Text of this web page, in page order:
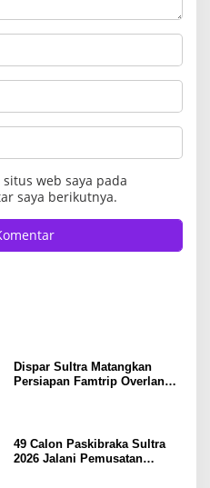
web saya pada
saya berikutnya.
Dispar Sultra Matangkan
Persiapan Famtrip Overland 3
49 Calon Paskibraka Sultra
2026 Jalani Pemusatan